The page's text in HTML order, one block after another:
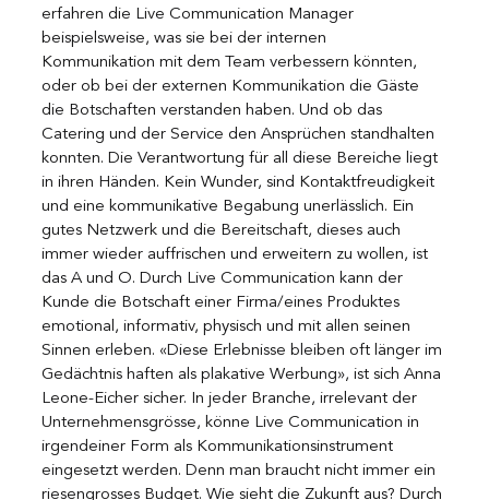
erfahren die Live Communication Manager
beispielsweise, was sie bei der internen
Kommunikation mit dem Team verbessern könnten,
oder ob bei der externen Kommunikation die Gäste
die Botschaften verstanden haben. Und ob das
Catering und der Service den Ansprüchen standhalten
konnten. Die Verantwortung für all diese Bereiche liegt
in ihren Händen. Kein Wunder, sind Kontaktfreudigkeit
und eine kommunikative Begabung unerlässlich. Ein
gutes Netzwerk und die Bereitschaft, dieses auch
immer wieder auffrischen und erweitern zu wollen, ist
das A und O. Durch Live Communication kann der
Kunde die Botschaft einer Firma/eines Produktes
emotional, informativ, physisch und mit allen seinen
Sinnen erleben. «Diese Erlebnisse bleiben oft länger im
Gedächtnis haften als plakative Werbung», ist sich Anna
Leone-Eicher sicher. In jeder Branche, irrelevant der
Unternehmensgrösse, könne Live Communication in
irgendeiner Form als Kommunikationsinstrument
eingesetzt werden. Denn man braucht nicht immer ein
riesengrosses Budget. Wie sieht die Zukunft aus? Durch